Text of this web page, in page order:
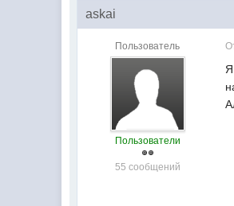
askai
Пользователь
Пользователи
55 сообщений